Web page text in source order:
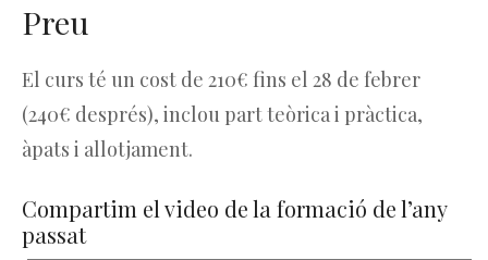
Preu
El curs té un cost de 210€ fins el 28 de febrer
(240€ després), inclou part teòrica i pràctica,
àpats i allotjament.
Compartim el video de la formació de l’any
passat